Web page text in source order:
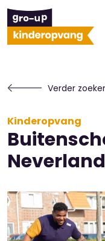
Verder
Kinderopvang
Neverland